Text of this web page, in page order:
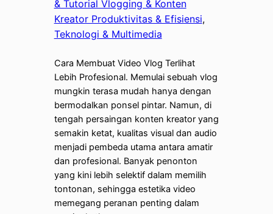
& Tutorial Vlogging & Konten
Kreator Produktivitas & Efisiensi ,
Teknologi & Multimedia
Cara Membuat Video Vlog Terlihat
Lebih Profesional. Memulai sebuah vlog
mungkin terasa mudah hanya dengan
bermodalkan ponsel pintar. Namun, di
tengah persaingan konten kreator yang
semakin ketat, kualitas visual dan audio
menjadi pembeda utama antara amatir
dan profesional. Banyak penonton
yang kini lebih selektif dalam memilih
tontonan, sehingga estetika video
memegang peranan penting dalam